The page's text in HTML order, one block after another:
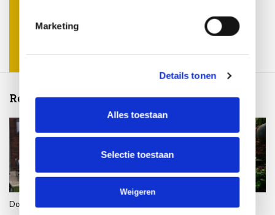
Marketing
Details tonen
Alles toestaan
Selectie toestaan
Weigeren
Recente artikelen
Door Roos 31 januari 2025